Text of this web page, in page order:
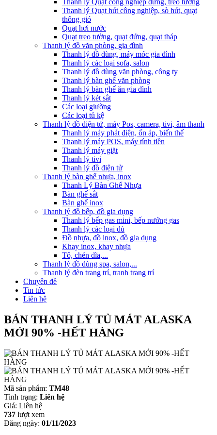
Thanh lý Quạt công nghiệp đứng, treo tường
Thanh lý Quạt hút công nghiệp, sò hút, quạt
thông gió
Quạt hơi nước
Quạt treo tường, quạt đứng, quạt tháp
Thanh lý đồ văn phòng, gia đình
Thanh lý đồ dùng, máy móc gia đình
Thanh lý các loại sofa, salon
Thanh lý đồ dùng văn phòng, công ty
Thanh lý bàn ghế văn phòng
Thanh lý bàn ghế ăn gia đình
Thanh lý két sắt
Các loại giường
Các loại tủ kệ
Thanh lý đồ điện tử, máy Pos, camera, tivi, âm thanh
Thanh lý máy phát điện, ổn áp, biến thế
Thanh lý máy POS, máy tính tiền
Thanh lý máy giặt
Thanh lý tivi
Thanh lý đồ điện tử
Thanh lý bàn ghế nhựa, inox
Thanh Lý Bàn Ghế Nhựa
Bàn ghế sắt
Bàn ghế inox
Thanh lý đồ bếp, đồ gia dụng
Thanh lý bếp gas mini, bếp nướng gas
Thanh lý các loại dù
Đồ nhựa, đồ inox, đồ gia dụng
Khay inox, khay nhựa
Tô, chén dĩa,...
Thanh lý đồ dùng spa, salon,...
Thanh lý đèn trang trí, tranh trang trí
Chuyên đề
Tin tức
Liên hệ
BÁN THANH LÝ TỦ MÁT ALASKA
MỚI 90% -HẾT HÀNG
Mã sản phẩm: TM48
Tình trạng: Liên hệ
Giá: Liên hệ
737 lượt xem
Đăng ngày: 01/11/2023